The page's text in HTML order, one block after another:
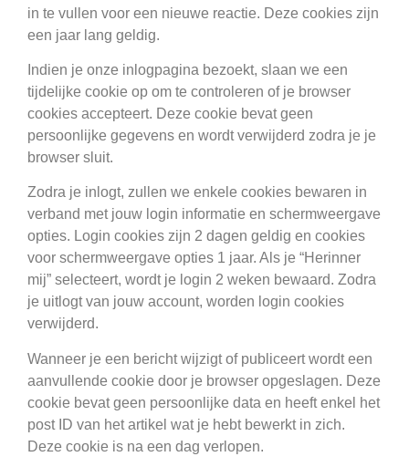
in te vullen voor een nieuwe reactie. Deze cookies zijn
een jaar lang geldig.
Indien je onze inlogpagina bezoekt, slaan we een
tijdelijke cookie op om te controleren of je browser
cookies accepteert. Deze cookie bevat geen
persoonlijke gegevens en wordt verwijderd zodra je je
browser sluit.
Zodra je inlogt, zullen we enkele cookies bewaren in
verband met jouw login informatie en schermweergave
opties. Login cookies zijn 2 dagen geldig en cookies
voor schermweergave opties 1 jaar. Als je “Herinner
mij” selecteert, wordt je login 2 weken bewaard. Zodra
je uitlogt van jouw account, worden login cookies
verwijderd.
Wanneer je een bericht wijzigt of publiceert wordt een
aanvullende cookie door je browser opgeslagen. Deze
cookie bevat geen persoonlijke data en heeft enkel het
post ID van het artikel wat je hebt bewerkt in zich.
Deze cookie is na een dag verlopen.